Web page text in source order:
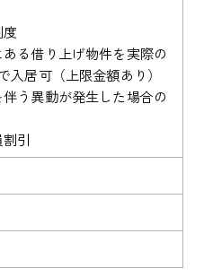
度
る借り上げ物件を実際の
入居可（上限金額あり）
う異動が発生した場合の
割引